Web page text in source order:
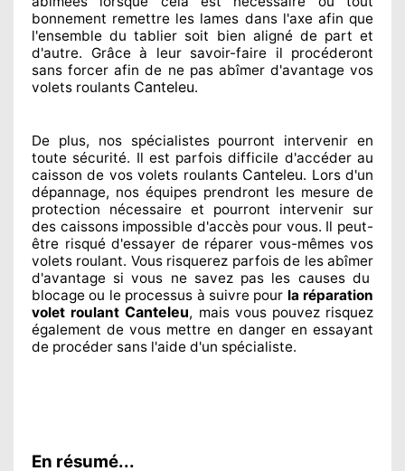
bonnement remettre les lames dans l'axe afin que
l'ensemble du tablier soit bien aligné de part et
d'autre. Grâce à leur savoir-faire il procéderont
sans forcer afin de ne pas abîmerd'avantage vos
volets roulants Canteleu.
De plus, nos spécialistespourront intervenir en
toute sécurité. Il est parfois difficile d'accéder au
caisson de vos volets roulants Canteleu. Lors d'un
dépannage, nos équipes prendront les mesure de
protection nécessaire et pourront intervenir sur
des caissons impossible d'accès pour vous. Il peut-
être risquéd'essayer de réparer vous-mêmes vos
volets roulant. Vous risquerez parfois de les abîmer
d'avantage si vous ne savezpas les causes du
blocage ou le processus à suivre pour la réparation
volet roulantCanteleu, mais vous pouvez risquez
également de vous mettre en danger en essayant
de procéder sans l'aide d'un spécialiste.
En résumé...